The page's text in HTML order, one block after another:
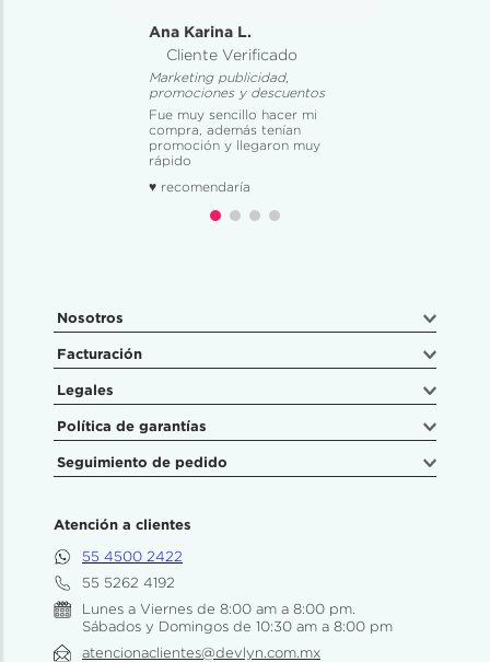
Ana Karina L.
Cliente Verificado
Marketing publicidad,
promociones y descuentos
Fue muy sencillo hacer mi
compra, además tenían
promoción y llegaron muy
rápido
♥ recomendaría
Nosotros
Facturación
Legales
Política de garantías
Seguimiento de pedido
Atención a clientes
55 4500 2422
55 5262 4192
Lunes a Viernes de 8:00 am a 8:00 pm.
Sábados y Domingos de 10:30 am a 8:00 pm
atencionaclientes@devlyn.com.mx